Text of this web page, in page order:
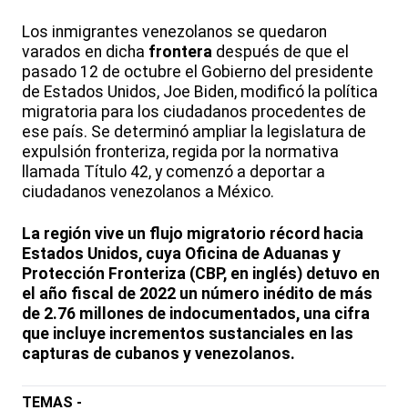
Los inmigrantes venezolanos se quedaron
varados en dicha frontera después de que el
pasado 12 de octubre el Gobierno del presidente
de Estados Unidos, Joe Biden, modificó la política
migratoria para los ciudadanos procedentes de
ese país. Se determinó ampliar la legislatura de
expulsión fronteriza, regida por la normativa
llamada Título 42, y comenzó a deportar a
ciudadanos venezolanos a México.
La región vive un flujo migratorio récord hacia
Estados Unidos, cuya Oficina de Aduanas y
Protección Fronteriza (CBP, en inglés) detuvo en
el año fiscal de 2022 un número inédito de más
de 2.76 millones de indocumentados, una cifra
que incluye incrementos sustanciales en las
capturas de cubanos y venezolanos.
TEMAS -